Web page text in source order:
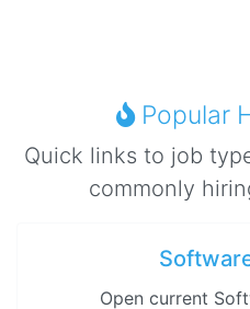
Popular
Quick links to job
commonly
Open current